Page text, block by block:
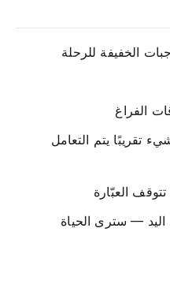
الخفيفة للرحلة
الفراغ
تقريبًا يتم التعامل
العبّارة
اليد — سترى الحياة